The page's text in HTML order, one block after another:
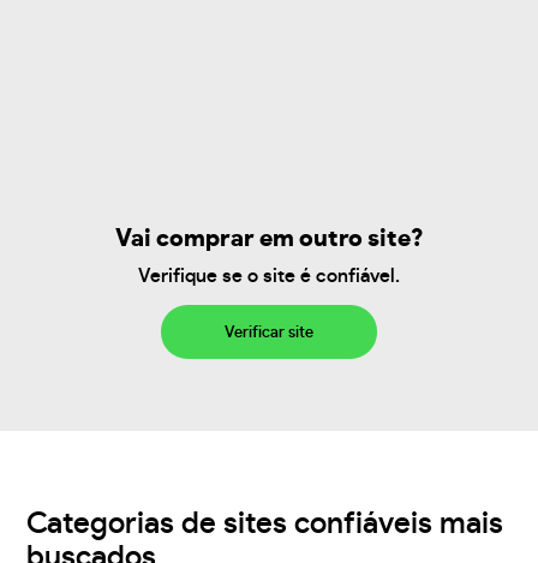
Vai comprar em outro site?
Verifique se o site é confiável.
Verificar site
Categorias de sites confiáveis mais